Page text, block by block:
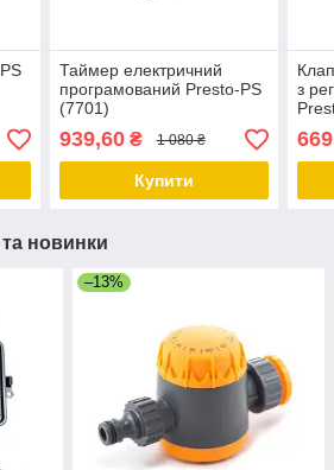
Таймер електричний
програмований Presto-PS
(7701)
939,60₴ 1 080 ₴
Купити
з
та новинки
–13%